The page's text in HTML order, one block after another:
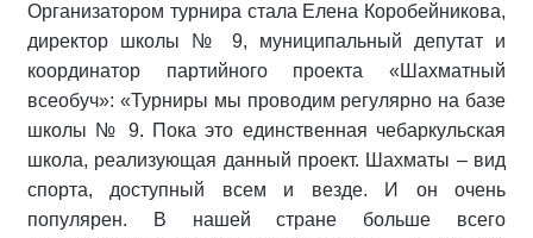
Организатором турнира стала Елена Коробейникова,
директор школы № 9, муниципальный депутат и
координатор партийного проекта «Шахматный
всеобуч»: «Турниры мы проводим регулярно на базе
школы № 9. Пока это единственная чебаркульская
школа, реализующая данный проект. Шахматы – вид
спорта, доступный всем и везде. И он очень
популярен. В нашей стране больше всего